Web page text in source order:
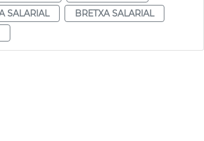
SALARIAL
BRETXA SALARIAL